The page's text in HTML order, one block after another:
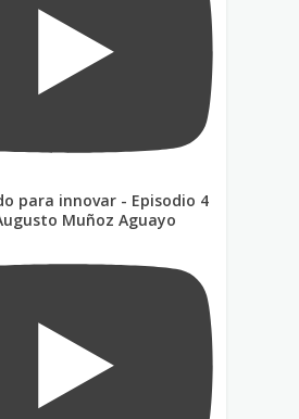
para innovar - Episodio 4
Muñoz Aguayo